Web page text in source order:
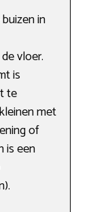
in
vloer.
is
te
met
of
is een